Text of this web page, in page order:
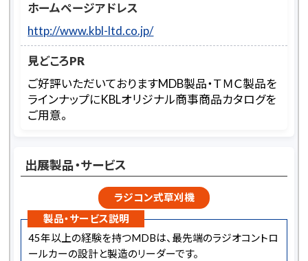
ホームページアドレス
http://www.kbl-ltd.co.jp/
見どころPR
ご好評いただいておりますMDB製品・ＴＭＣ製品を
ラインナップにKBLオリジナル商事商品カタログを
ご用意。
出展製品・サービス
ラジコン式草刈機
製品・サービス説明
45年以上の経験を持つMDBは、最先端のラジオコントロ
ールカーの設計と製造のリーダーです。